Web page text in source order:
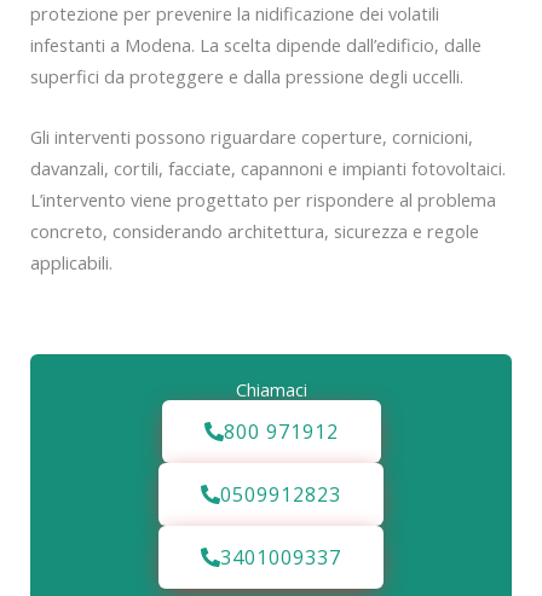
protezione per prevenire la nidificazione dei volatili
infestanti a Modena. La scelta dipende dall’edificio, dalle
superfici da proteggere e dalla pressione degli uccelli.
Gli interventi possono riguardare coperture, cornicioni,
davanzali, cortili, facciate, capannoni e impianti fotovoltaici.
L’intervento viene progettato per rispondere al problema
concreto, considerando architettura, sicurezza e regole
applicabili.
Chiamaci
800 971912
0509912823
3401009337